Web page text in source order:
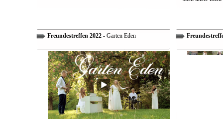
Freundestreffen 2022- Garten Eden